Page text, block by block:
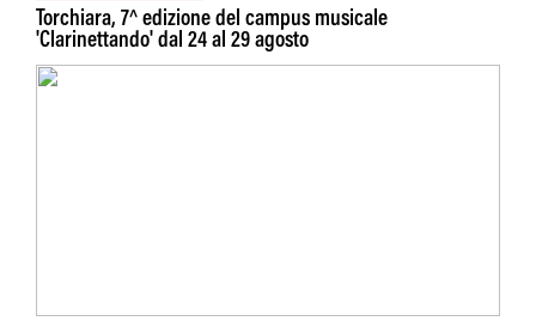
Torchiara, 7^ edizione del campus musicale
'Clarinettando' dal 24 al 29 agosto